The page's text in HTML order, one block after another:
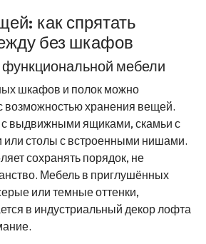
как спрятать
без шкафов
мебели
шкафов и полок можно
возможностью хранения вещей.
выдвижными ящиками, скамьи с
или столы с встроенными нишами.
сохранять порядок, не
Мебель в приглушённых
или темные оттенки,
в индустриальный декор лофта